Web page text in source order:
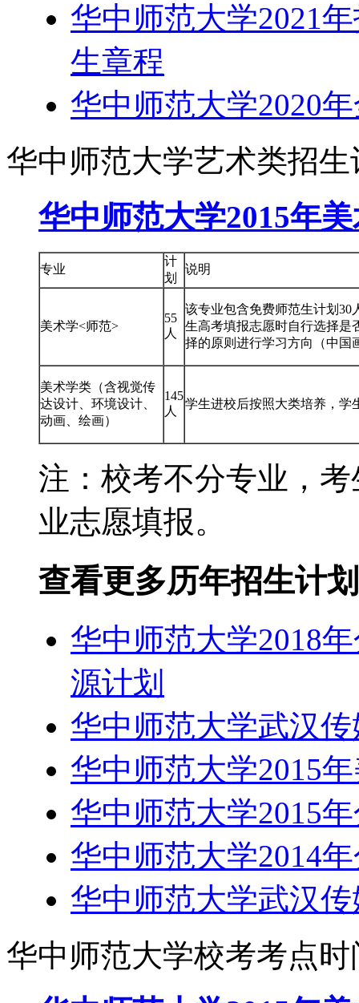
华中师范大学2021
生章程
华中师范大学2020
华中师范大学艺术类招生
华中师范大学2015年
专业
计
划
说明
美术学<师范>
55
人
该专业包含免费师范生计划30
生高考填报志愿时自行选择是
择的原则进行学习方向（中国
美术学类（含视觉传
达设计、环境设计、
动画、绘画）
145
人
学生进校后按照大类培养，学
注：校考不分专业，
业志愿填报。
查看更多历年招生计划
华中师范大学2018
源计划
华中师范大学武汉
华中师范大学2015
华中师范大学2015
华中师范大学2014
华中师范大学武汉
华中师范大学校考考点时